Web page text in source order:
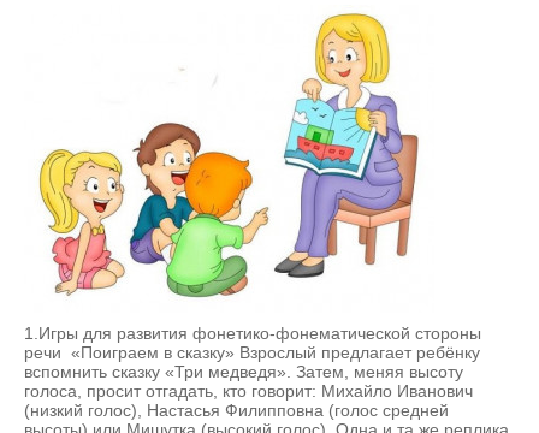
1.Игры для развития фонетико-фонематической стороны
речи «Поиграем в сказку» Взрослый предлагает ребёнку
вспомнить сказку «Три медведя». Затем, меняя высоту
голоса, просит отгадать, кто говорит: Михайло Иванович
(низкий голос), Настасья Филипповна (голос средней